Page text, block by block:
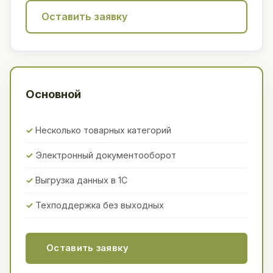
Оставить заявку
Основной
Несколько товарных категорий
Электронный документооборот
Выгрузка данных в 1С
Техподдержка без выходных
Оставить заявку